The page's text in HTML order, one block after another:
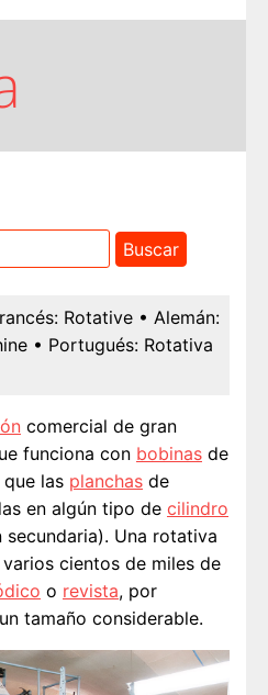
Rotative • Alemán:
• Portugués: Rotativa
comercial de gran
funciona con bobinas de
las planchas de
en algún tipo de cilindro
Una rotativa
cientos de miles de
o revista, por
tamaño considerable.